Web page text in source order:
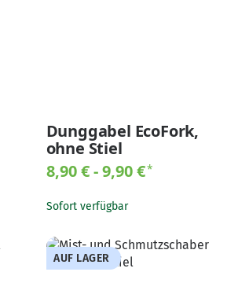
Dunggabel EcoFork,
ohne Stiel
8,90 € -9,90 €*
Sofort verfügbar
AUF LAGER